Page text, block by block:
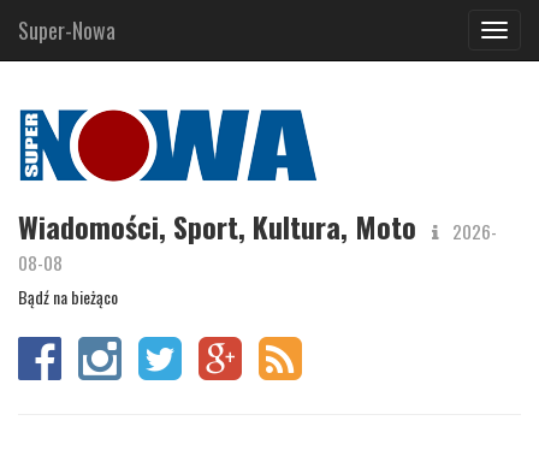
Super-Nowa
Wiadomości, Sport, Kultura, Moto
2026-
08-08
Bądź na bieżąco